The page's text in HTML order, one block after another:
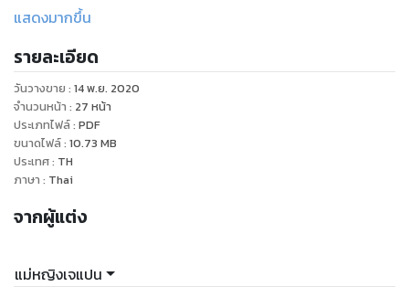
ญี่ปุ่น และกำลังคิดที่จะมาใช้ชีวิตอยู่ในประเทศญี่ปุ่นนะคะ
ด้วยความปรารถนาดี
แม่หญิง
แสดงมากขึ้น
รายละเอียด
วันวางขาย : 14 พ.ย. 2020
จำนวนหน้า : 27 หน้า
ประเภทไฟล์: PDF
ขนาดไฟล์: 10.73 MB
ประเทศ: TH
ภาษา : Thai
จากผู้แต่ง
แม่หญิงเจแปน